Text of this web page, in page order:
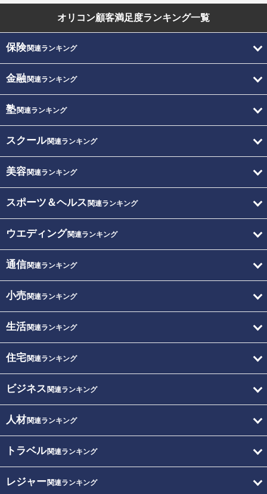
オリコン顧客満足度ランキング一覧
保険関連ランキング
金融関連ランキング
塾関連ランキング
スクール関連ランキング
美容関連ランキング
スポーツ＆ヘルス 関連ランキング
ウエディング関連ランキング
通信関連ランキング
小売関連ランキング
生活関連ランキング
住宅関連ランキング
ビジネス 関連ランキング
人材関連ランキング
トラベル関連ランキング
レジャー関連ランキング